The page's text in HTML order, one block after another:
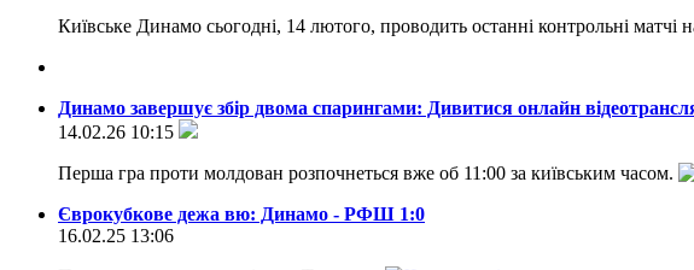
Київське Динамо сьогодні, 14 лютого, проводить останні контрольні
Динамо завершує збір двома спарингами: Дивитися онлайн
14.02.26 10:15
Перша гра проти молдован розпочнеться вже об 11:00 за київським часом.
Єврокубкове дежа вю: Динамо - РФШ 1:0
16.02.25 13:06